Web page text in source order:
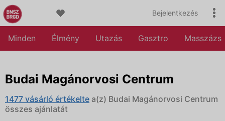
Bejelentkezés
Minden Élmény Utazás Gasztro Masszázs
Budai Magánorvosi Centrum
1477 vásárló értékelte a(z) Budai Magánorvosi Centrum
összes ajánlatát